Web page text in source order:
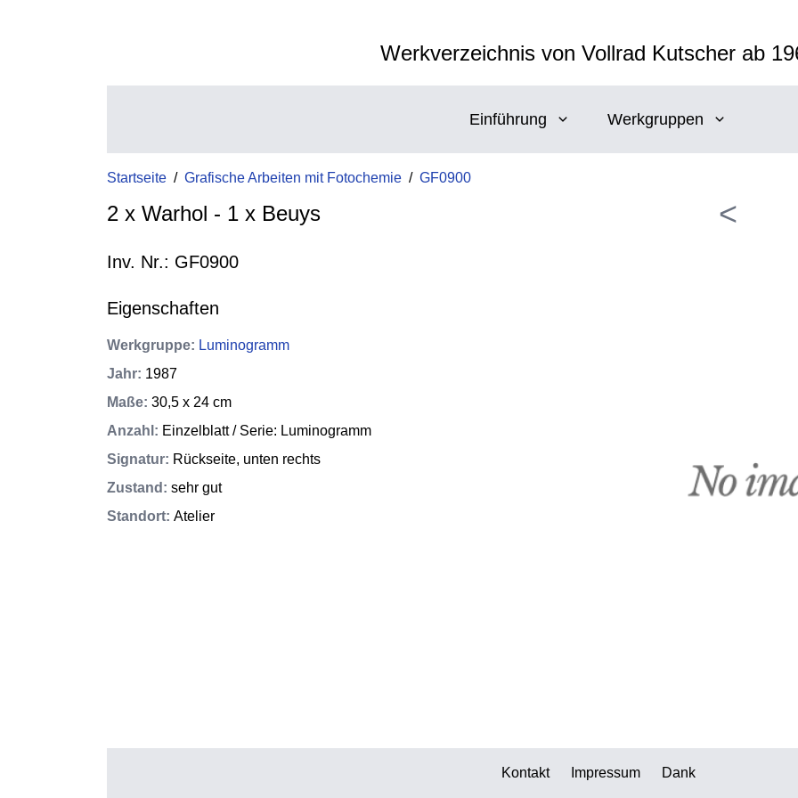
Werkverzeichnis von Vollrad Kutscher ab
Einführung Werkgruppen
Startseite / Grafische Arbeiten mit Fotochemie / GF0900
2 x Warhol - 1 x Beuys
Inv. Nr.: GF0900
Eigenschaften
Werkgruppe: Luminogramm
Jahr: 1987
Maße: 30,5 x 24 cm
Anzahl : Einzelblatt / Serie: Luminogramm
Signatur: Rückseite, unten rechts
Zustand : sehr gut
Standort: Atelier
<
Kontakt Impressum Dank